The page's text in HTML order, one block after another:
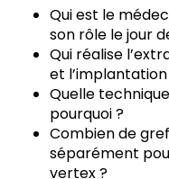
Qui est le
son rôle le jour
Qui réalise
et
Quelle
pourquoi ?
Combien de
séparément
vertex ?